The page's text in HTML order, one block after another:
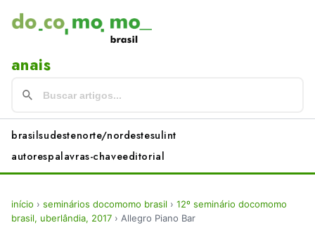
anais
brasilsudestenorte/nordestesulint
autorespalavras-chaveeditorial
início › seminários docomomo brasil › 12º seminário docomomo
brasil, uberlândia, 2017 › Allegro Piano Bar